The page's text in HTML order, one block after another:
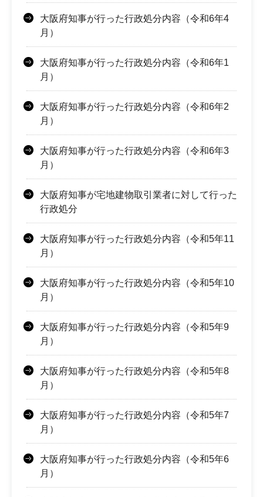
大阪府知事が行った行政処分内容（令和6年4
月）
大阪府知事が行った行政処分内容（令和6年1
月）
大阪府知事が行った行政処分内容（令和6年2
月）
大阪府知事が行った行政処分内容（令和6年3
月）
大阪府知事が宅地建物取引業者に対して行った
行政処分
大阪府知事が行った行政処分内容（令和5年11
月）
大阪府知事が行った行政処分内容（令和5年10
月）
大阪府知事が行った行政処分内容（令和5年9
月）
大阪府知事が行った行政処分内容（令和5年8
月）
大阪府知事が行った行政処分内容（令和5年7
月）
大阪府知事が行った行政処分内容（令和5年6
月）